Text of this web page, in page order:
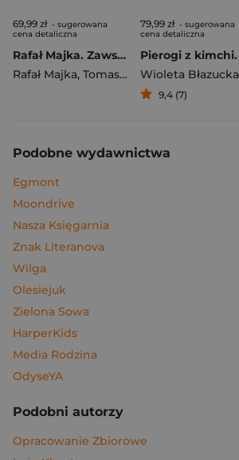
69,99 zł - sugerowana
cena detaliczna
Rafał Majka. Zawsze z przodu. Rozmawia Tomasz Kalemba - książka z autografem
Rafał Majka, Tomasz Kalemba
79,99 zł - sugerowana
cena detaliczna
Wioleta Błazucka
9,4 (7)
Podobne wydawnictwa
Egmont
Moondrive
Nasza Księgarnia
Znak Literanova
Wilga
Olesiejuk
Zielona Sowa
HarperKids
Media Rodzina
OdyseYA
Podobni autorzy
Opracowanie Zbiorowe